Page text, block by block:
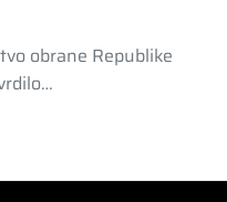
obrane Republike